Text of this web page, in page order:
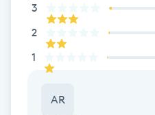
Friskvårdsmassage
Frisör
Funktionsanalys
3
2
1
AR